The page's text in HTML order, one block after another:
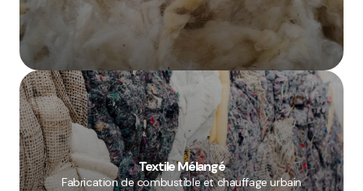
Textile Mélangé
Fabrication de combustible et chauffage urbain